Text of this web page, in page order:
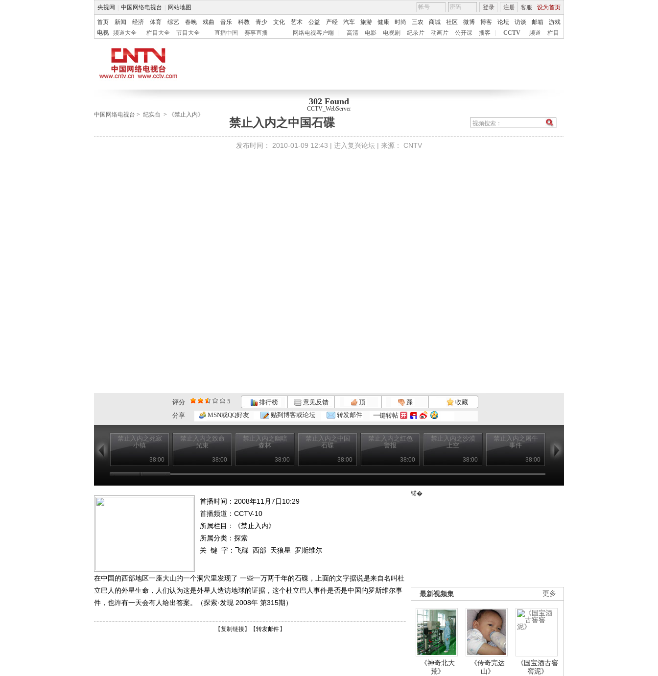
央视网 中国网络电视台 网站地图 客服 设为首页
登录 注册
首页 新闻 经济 体育 综艺 春晚 戏曲 音乐 科教 青少 文化 艺术 公益 产经 汽车 旅游 健康 时尚 三农 商城 社区 微博 博客 论坛 访谈 邮箱
游戏
电视
频道大全 栏目大全 节目大全 直播中国 赛事直播 网络电视客户端 高清 电影 电视剧 纪录片 动画片 公开课 播客 CCTV 频道 栏目
302 Found
CCTV_WebServer
中国网络电视台 > 纪实台 > 《禁止入内》
禁止入内之中国石碟
发布时间： 2010-01-09 12:43 | 进入复兴论坛 | 来源： CNTV
评分 5 排行榜 意见反馈 顶 踩
收藏
分享
MSN或QQ好友 贴到博客或论坛 转发邮件 一键转帖
禁止入内之死寂
小镇
38:00
禁止入内之致命
光束
38:00
禁止入内之幽暗
森林
38:00
禁止入内之中国
石碟
38:00
禁止入内之红色
警报
38:00
禁止入内之沙漠
上空
38:00
禁止入内之屠牛
事件
38:00
首播时间：2008年11月7日10:29
首播频道： CCTV-10
所属栏目：
《禁止入内》
所属分类：探索
关 键 字： 飞碟 西部 天狼星 罗斯维尔
在中国的西部地区一座大山的一个洞穴里发现了 一些一万两千年的石碟，上面的文字据说是来自名叫杜
立巴人的外星生命，人们认为这是外星人造访地球的证据，这个杜立巴人事件是否是中国的罗斯维尔事
件，也许有一天会有人给出答案。（探索·发现 2008年 第315期）
【复制链接】【转发邮件 】
锘�
更多
最新视频集
《神奇北大
荒》
《传奇完达
山》
《国宝酒古窖
窖泥》